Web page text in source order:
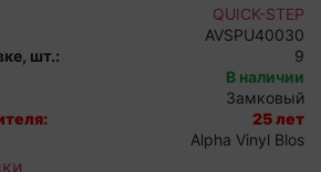
QUICK-STEP
AVSPU40030
шт.:
9
В наличии
Замковый
25 лет
Alpha Vinyl Blos